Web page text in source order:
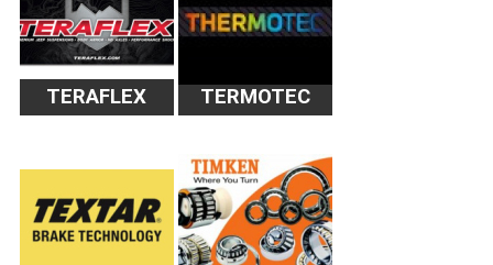
TERAFLEX TERMOTEC